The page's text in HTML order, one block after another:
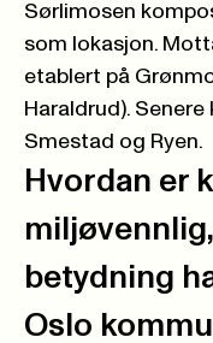
Sørlimosen
som lokasjon.
etablert på
Haraldrud).
Smestad og Ryen.
Hvordan er
betydning
Oslo